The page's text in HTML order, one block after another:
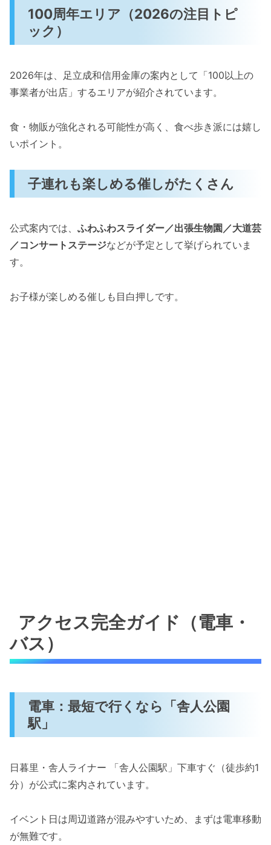
100周年エリア（2026の注目トピ
ック）
2026年は、足立成和信用金庫の案内として「100以上の
事業者が出店」するエリアが紹介されています。
食・物販が強化される可能性が高く、食べ歩き派には嬉し
いポイント。
子連れも楽しめる催しがたくさん
公式案内では、 ふわふわスライダー／出張生物園／大道芸
／コンサートステージなどが予定として挙げられていま
す。
お子様が楽しめる催しも目白押しです。
アクセス完全ガイド（電車・
バス）
電車：最短で行くなら「舎人公園
駅」
日暮里・舎人ライナー 「舎人公園駅」下車すぐ（徒歩約1
分）が公式に案内されています。
イベント日は周辺道路が混みやすいため、まずは電車移動
が無難です。